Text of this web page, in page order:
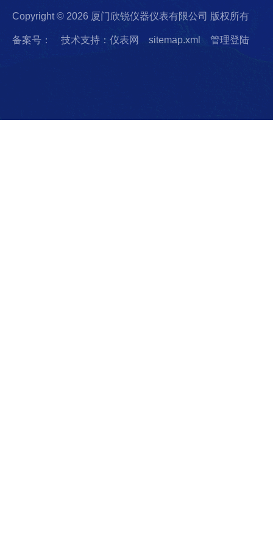
Copyright © 2026 厦门欣锐仪器仪表有限公司 版权所有
备案号： 技术支持：仪表网 sitemap.xml 管理登陆